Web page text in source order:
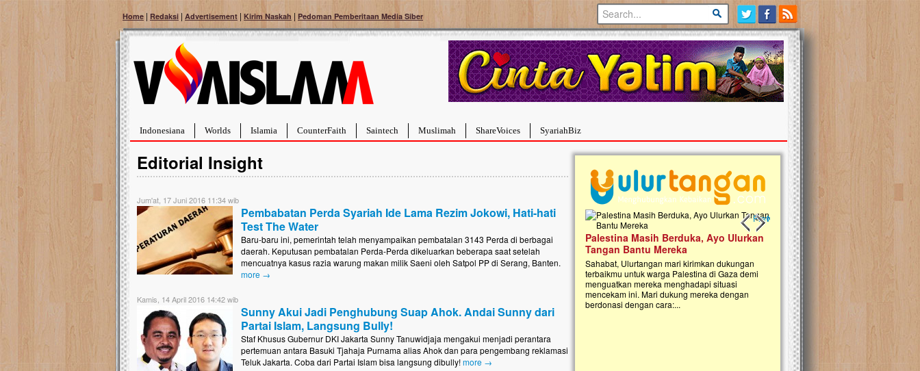
Home | Redaksi | Advertisement | Kirim Naskah | Pedoman Pemberitaan Media Siber
Indonesiana Worlds Islamia CounterFaith Saintech Muslimah ShareVoices SyariahBiz
Editorial Insight
Jum'at, 17 Juni 2016 11:34 wib
Pembabatan Perda Syariah Ide Lama Rezim Jokowi, Hati-hati
Test The Water
Baru-baru ini, pemerintah telah menyampaikan pembatalan 3143 Perda di berbagai
daerah. Keputusan pembatalan Perda-Perda dikeluarkan beberapa saat setelah
mencuatnya kasus razia warung makan milik Saeni oleh Satpol PP di Serang, Banten.
more →
Kamis, 14 April 2016 14:42 wib
Sunny Akui Jadi Penghubung Suap Ahok. Andai Sunny dari
Partai Islam, Langsung Bully!
Staf Khusus Gubernur DKI Jakarta Sunny Tanuwidjaja mengakui menjadi perantara
pertemuan antara Basuki Tjahaja Purnama alias Ahok dan para pengembang reklamasi
Teluk Jakarta. Coba dari Partai Islam bisa langsung dibully!more →
Previous slide
Next slide
Bantu Naura, Balita Hebat Sembuh Dari
Tumor Pembuluh Darah
Hidup Naura Salsabila dipenuhi dengan
rintangan yang sangat berat. Meskipun baru
pembuluh darah berukuran...
Lima Tahun Mangkrak, Masjid di
Pelosok ini Mengenaskan. Ayo Bantu.!!
Nasib masjid di Kampung Cilumbu ini sungguh
Palestina Masih Berduka, Ayo Ulurkan
Tangan Bantu Mereka
Sahabat, Ulurtangan mari kirimkan dukungan
terbaikmu untuk warga Palestina di Gaza demi
menguatkan mereka menghadapi situasi
mencekam ini. Mari dukung mereka dengan
berdonasi dengan cara:...
Open Donasi Wakaf
Rumah Qur'an & TK Islam
Najjah di Jonggol
Saat ini, Ulurtangan bersama Yayasan
Najjahtul Islam Jonggol sedang merintis
pembangunan Rumah Qur’an dan
kanak Islam Terpadu (TKIT) An Najjah
Gedung Majelis Taklim di Jonggol,...